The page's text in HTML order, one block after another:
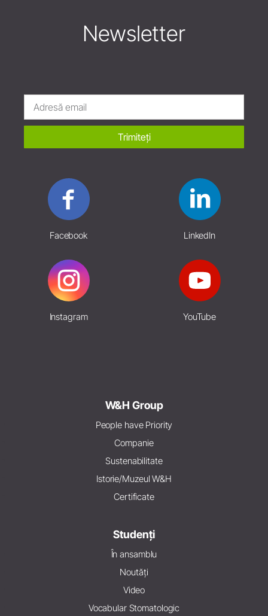
Newsletter
Trimiteți
Facebook LinkedIn
Instagram YouTube
W&H Group
People have Priority
Companie
Sustenabilitate
Istorie/Muzeul W&H
Certificate
Studenți
În ansamblu
Noutăți
Video
Vocabular Stomatologic